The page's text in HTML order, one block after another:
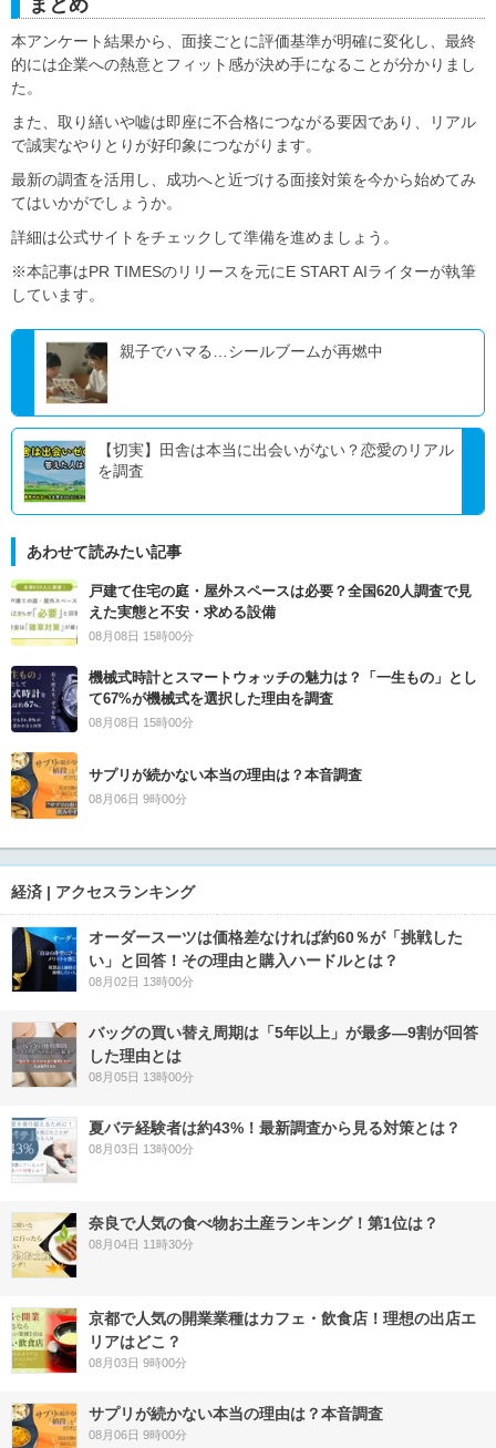
まとめ
本アンケート結果から、面接ごとに評価基準が明確に変化し、最終
的には企業への熱意とフィット感が決め手になることが分かりまし
た。
また、取り繕いや嘘は即座に不合格につながる要因であり、リアル
で誠実なやりとりが好印象につながります。
最新の調査を活用し、成功へと近づける面接対策を今から始めてみ
てはいかがでしょうか。
詳細は公式サイトをチェックして準備を進めましょう。
※本記事はPR TIMESのリリースを元にE START AIライターが執筆
しています。
親子でハマる…シールブームが再燃中
【切実】田舎は本当に出会いがない？恋愛のリアル
を調査
あわせて読みたい記事
戸建て住宅の庭・屋外スペースは必要？全国620人調査で見
えた実態と不安・求める設備
08月08日 15時00分
機械式時計とスマートウォッチの魅力は？「一生もの」とし
て67%が機械式を選択した理由を調査
08月08日 15時00分
サプリが続かない本当の理由は？本音調査
08月06日 9時00分
経済 | アクセスランキング
オーダースーツは価格差なければ約60％が「挑戦した
い」と回答！その理由と購入ハードルとは？
08月02日 13時00分
バッグの買い替え周期は「5年以上」が最多―9割が回答
した理由とは
08月05日 13時00分
夏バテ経験者は約43%！最新調査から見る対策とは？
08月03日 13時00分
奈良で人気の食べ物お土産ランキング！第1位は？
08月04日 11時30分
京都で人気の開業業種はカフェ・飲食店！理想の出店エ
リアはどこ？
08月03日 9時00分
サプリが続かない本当の理由は？本音調査
08月06日 9時00分